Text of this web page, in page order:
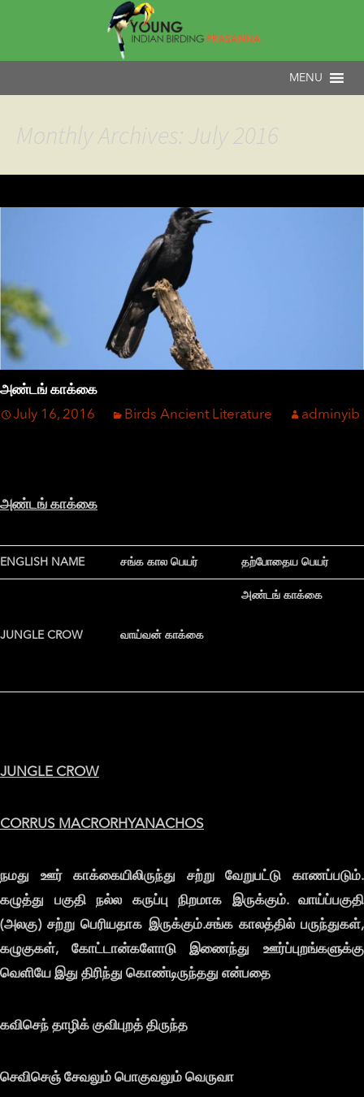
Monthly Archives: July 2016
அண்டங் காக்கை
July 16, 2016
Birds Ancient Literature adminyib
அண்டங் காக்கை
ENGLISH NAME சங்க கால பெயர் தற்போதைய பெயர்
JUNGLE CROW வாய்வன் காக்கை
அண்டங் காக்கை
JUNGLE CROW
CORRUS MACRORHYANACHOS
நமது ஊர் காக்கையிலிருந்து சற்று வேறுபட்டு காணப்படும்.
கழுத்து பகுதி நல்ல கருப்பு நிறமாக இருக்கும். வாய்ப்பகுதி
(அலகு) சற்று பெரியதாக இருக்கும்.சங்க காலத்தில் பருந்துகள்,
கழுகுகள், கோட்டான்களோடு இணைந்து ஊர்ப்புறங்களுக்கு
வெளியே இது திரிந்து கொண்டிருந்தது என்பதை
கவிசெந் தாழிக் குவிபுறத் திருந்த
செவிசெஞ் சேவலும் பொகுவலும் வெருவா